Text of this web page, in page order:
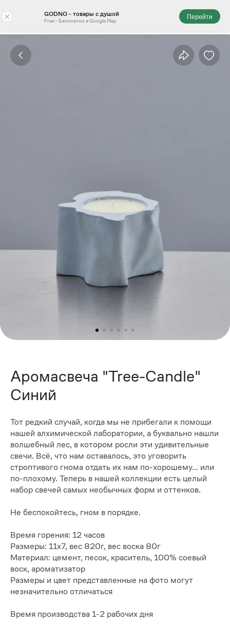
× GODNO - товары с душой
Free - Бесплатно в Google Play
Перейти
Аромасвеча "Tree-Candle"
Синий
Тот редкий случай, когда мы не прибегали к помощи
нашей алхимической лаборатории, а буквально нашли
волшебный лес, в котором росли эти удивительные
свечи. Всё, что нам оставалось, это уговорить
строптивого гнома отдать их нам по-хорошему... или
по-плохому. Теперь в нашей коллекции есть целый
набор свечей самых необычных форм и оттенков.
Не беспокойтесь, гном в порядке.
Время горения: 12 часов
Размеры: 11х7, вес 820г, вес воска 80г
Материал: цемент, песок, краситель, 100% соевый
воск, ароматизатор
Размеры и цвет представленные на фото могут
незначительно отличаться
Время производства 1-2 рабочих дня